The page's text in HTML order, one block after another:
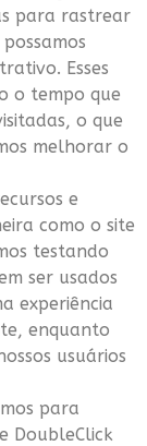
para rastrear
Esses
o tempo que
o que
melhorar o
e
como o site
testando
ser usados
experiência
enquanto
usuários
para
DoubleClick